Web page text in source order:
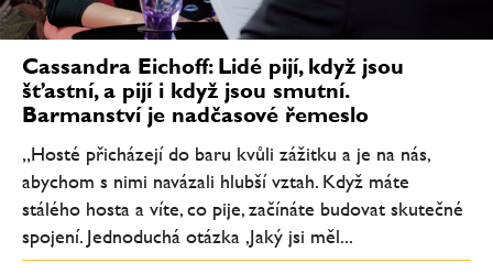
Cassandra Eichoff: Lidé pijí, když jsou
šťastní, a pijí i když jsou smutní.
Barmanství je nadčasové řemeslo
„Hosté přicházejí do baru kvůli zážitku a je na nás,
abychom s nimi navázali hlubší vztah. Když máte
stálého hosta a víte, co pije, začínáte budovat skutečné
spojení. Jednoduchá otázka ‚Jaký jsi měl...